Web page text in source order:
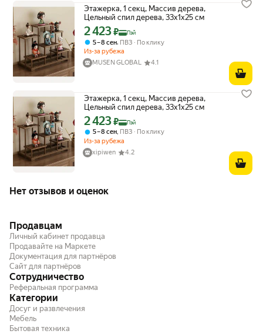
Этажерка, 1 секц, Массив дерева,
Цельный спил дерева, 33х1х25 см
Цена с картой Яндекс Пэй 2423 ₽ вместо
2 423₽ Пэй
5 – 8 сен, ПВЗ
По клику
Из-за рубежа
MUSEN GLOBAL
4.1
Этажерка, 1 секц, Массив дерева,
Цельный спил дерева, 33х1х25 см
Цена с картой Яндекс Пэй 2423 ₽ вместо
2 423₽ Пэй
5 – 8 сен, ПВЗ
По клику
Из-за рубежа
xipiwen
4.2
Нет отзывов и оценок
Продавцам
Личный кабинет продавца
Продавайте на Маркете
Документация для партнёров
Сайт для партнёров
Сотрудничество
Реферальная программа
Категории
Досуг и развлечения
Мебель
Бытовая техника